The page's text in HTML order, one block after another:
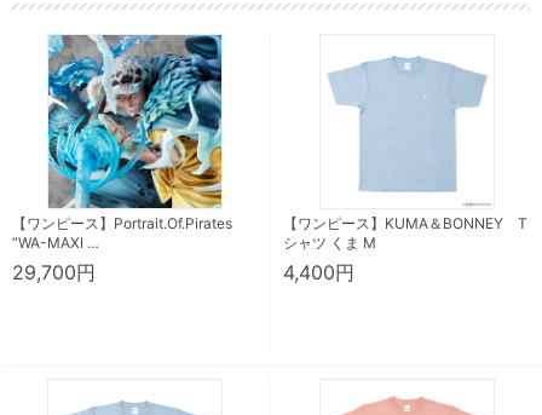
【ワンピース】Portrait.Of.Pirates
“WA-MAXI …
29,700円
【ワンピース】KUMA＆BONNEY T
シャツ くま M
4,400円